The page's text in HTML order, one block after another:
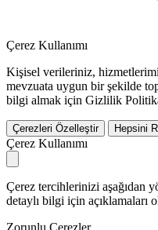
Çerez Kullanımı
Kişisel verileriniz,
mevzuata uygun bir şekilde
bilgi almak için Gizlilik
Çerezleri Özelleştir Hepsini
Çerez Kullanımı
Çerez tercihlerinizi aşağıdan
detaylı bilgi için açıklamaları
Zorunlu Çerezler